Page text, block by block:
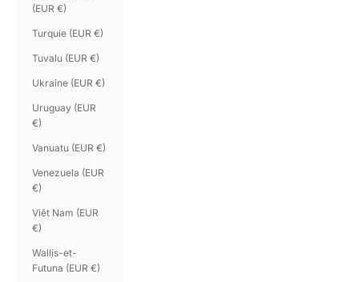
(EUR €)
Turquie (EUR €)
Tuvalu (EUR €)
Ukraine (EUR €)
Uruguay (EUR
€)
Vanuatu (EUR €)
Venezuela (EUR
€)
Viêt Nam (EUR
€)
Wallis-et-
Futuna (EUR €)